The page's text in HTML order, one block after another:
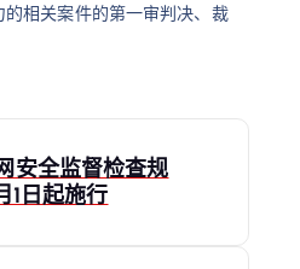
的相关案件的第一审判决、裁
安全监督检查规
1日起施行